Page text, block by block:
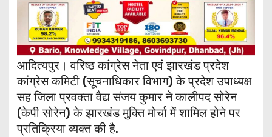
आदित्यपुर। वरिष्ठ कांग्रेस नेता एवं झारखंड प्रदेश
कांग्रेस कमिटी (सूचनाधिकार विभाग) के प्रदेश उपाध्यक्ष
सह जिला प्रवक्ता वैद्य संजय कुमार ने कालीपद सोरेन
(केपी सोरेन) के झारखंड मुक्ति मोर्चा में शामिल होने पर
प्रतिक्रिया व्यक्त की है.